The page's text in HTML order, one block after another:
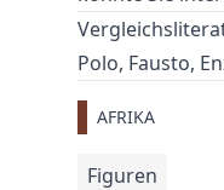
Polo, Fausto,
AFRIKA
Figuren